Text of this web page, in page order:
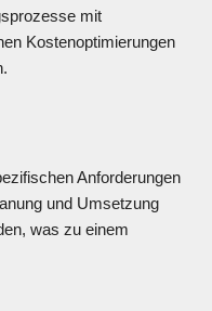
mit
Kostenoptimierungen
Anforderungen
und Umsetzung
was zu einem